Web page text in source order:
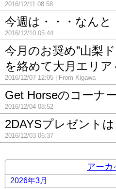
2016/12/11 08:58
今週は・・・なんと
2016/12/10 05:44
今月のお奨め”山梨
を絡めて大月エリア
2016/12/07 12:05 From Kigawa
Get Horseのコーナ
2016/12/04 08:52
2DAYSプレゼントは
2016/12/03 06:37
アーカ
2026年3月